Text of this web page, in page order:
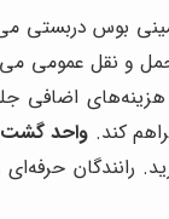
بوس دربستی
و نقل عمومی
اضافی
کند. واحد گشت
رانندگان